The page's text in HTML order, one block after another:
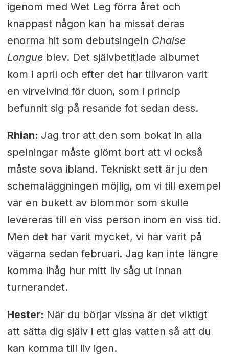
igenom med Wet Leg förra året och
knappast någon kan ha missat deras
enorma hit som debutsingeln Chaise
Longue blev. Det självbetitlade albumet
kom i april och efter det har tillvaron varit
en virvelvind för duon, som i princip
befunnit sig på resande fot sedan dess.
Rhian: Jag tror att den som bokat in alla
spelningar måste glömt bort att vi också
måste sova ibland. Tekniskt sett är ju den
schemaläggningen möjlig, om vi till exempel
var en bukett av blommor som skulle
levereras till en viss person inom en viss tid.
Men det har varit mycket, vi har varit på
vägarna sedan februari. Jag kan inte längre
komma ihåg hur mitt liv såg ut innan
turnerandet.
Hester: När du börjar vissna är det viktigt
att sätta dig själv i ett glas vatten så att du
kan komma till liv igen.